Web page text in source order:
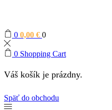
0 0,00 € 0
0 Shopping Cart
Váš košík je prázdny.
Späť do obchodu